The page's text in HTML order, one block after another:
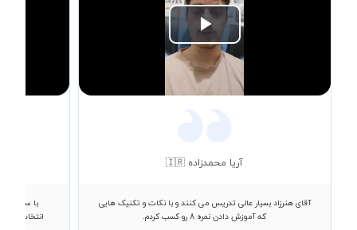
Play
Video
آریا محمدزاده 🇮🇷
آقای هنرزاد بسیار عالی تدریس می کنند و با نکات و تکنیک هایی
که آموزش دادن نمره 8 رو کسب کردم.
با سلام
انتخاب